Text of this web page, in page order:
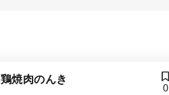
鶏焼肉のんき
0